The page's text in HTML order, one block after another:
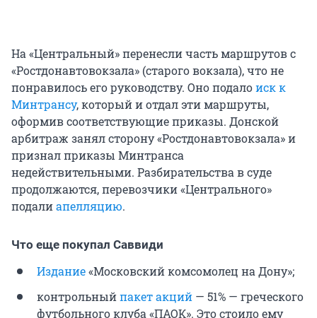
На «Центральный» перенесли часть маршрутов с
«Ростдонавтовокзала» (старого вокзала), что не
понравилось его руководству. Оно подалоиск к
Минтрансу, который и отдал эти маршруты,
оформив соответствующие приказы. Донской
арбитраж занял сторону «Ростдонавтовокзала» и
признал приказы Минтранса
недействительными. Разбирательства в суде
продолжаются, перевозчики «Центрального»
подалиапелляцию.
Что еще покупал Саввиди
Издание«Московский комсомолец на Дону»;
контрольныйпакет акций — 51% — греческого
футбольного клуба «ПАОК». Это стоило ему